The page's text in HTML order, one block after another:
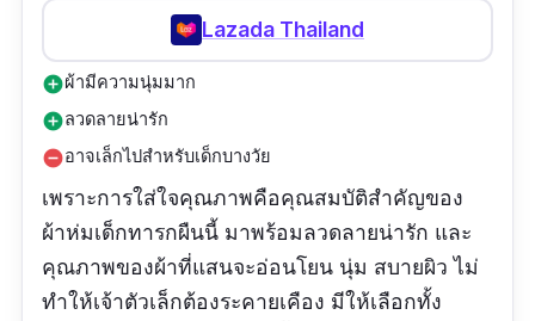
Lazada Thailand
add_circleผ้ามีความนุ่มมาก
add_circleลวดลายน่ารัก
remove_circleอาจเล็กไปสำหรับเด็กบางวัย
เพราะการใส่ใจคุณภาพคือคุณสมบัติสำคัญของ
ผ้าห่มเด็กทารกผืนนี้ มาพร้อมลวดลายน่ารัก และ
คุณภาพของผ้าที่แสนจะอ่อนโยน นุ่ม สบายผิว ไม่
ทำให้เจ้าตัวเล็กต้องระคายเคือง มีให้เลือกทั้ง